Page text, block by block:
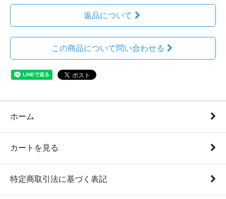
返品について
この商品について問い合わせる
ホーム
カートを見る
特定商取引法に基づく表記